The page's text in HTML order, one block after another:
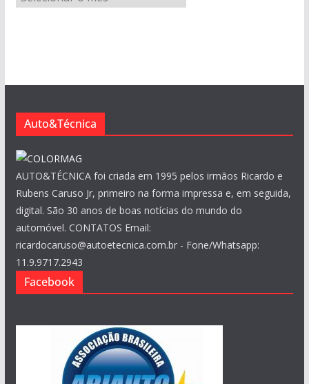
s
Auto&Técnica
AUTO&TÉCNICA foi criada em 1995 pelos irmãos Ricardo e
Rubens Caruso Jr, primeiro na forma impressa e, em seguida,
digital. São 30 anos de boas notícias do mundo do
automóvel. CONTATOS Email:
ricardocaruso@autoetecnica.com.br - Fone/Whatsapp:
11.9.9717.2943
Facebook